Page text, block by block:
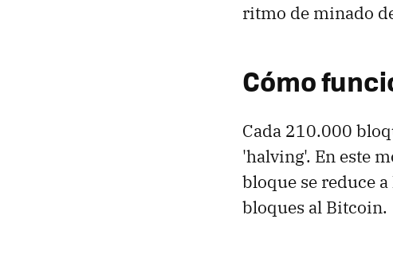
ritmo de minado
Cómo
Cada 210.000
'halving'. En este
bloque se reduce
bloques al Bitcoin.